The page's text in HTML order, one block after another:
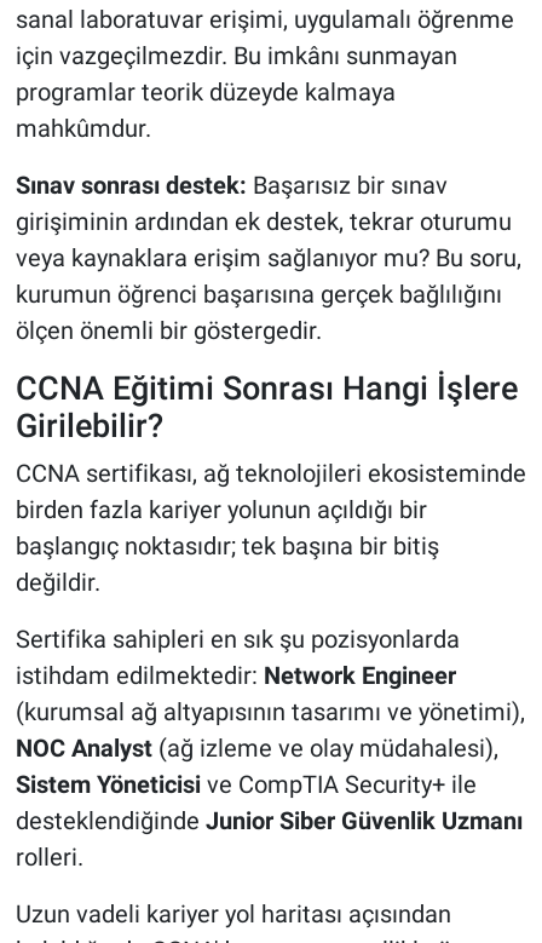
sanal laboratuvar erişimi, uygulamalı öğrenme
için vazgeçilmezdir. Bu imkânı sunmayan
programlar teorik düzeyde kalmaya
mahkûmdur.
Sınav sonrası destek: Başarısız bir sınav
girişiminin ardından ek destek, tekrar oturumu
veya kaynaklara erişim sağlanıyor mu? Bu soru,
kurumun öğrenci başarısına gerçek bağlılığını
ölçen önemli bir göstergedir.
CCNA Eğitimi Sonrası Hangi İşlere
Girilebilir?
CCNA sertifikası, ağ teknolojileri ekosisteminde
birden fazla kariyer yolunun açıldığı bir
başlangıç noktasıdır; tek başına bir bitiş
değildir.
Sertifika sahipleri en sık şu pozisyonlarda
istihdam edilmektedir: Network Engineer
(kurumsal ağ altyapısının tasarımı ve yönetimi),
NOC Analyst(ağ izleme ve olay müdahalesi),
Sistem Yöneticisive CompTIA Security+ ile
desteklendiğinde Junior Siber Güvenlik Uzmanı
rolleri.
Uzun vadeli kariyer yol haritası açısından